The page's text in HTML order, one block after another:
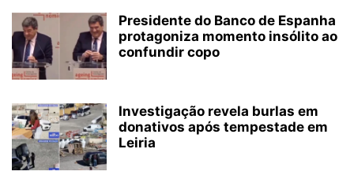
Presidente do Banco de Espanha
protagoniza momento insólito ao
confundir copo
Investigação revela burlas em
donativos após tempestade em
Leiria